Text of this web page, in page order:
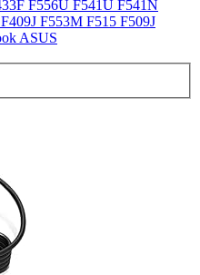
F556U F541U F541N
F553M F515 F509J
ASUS